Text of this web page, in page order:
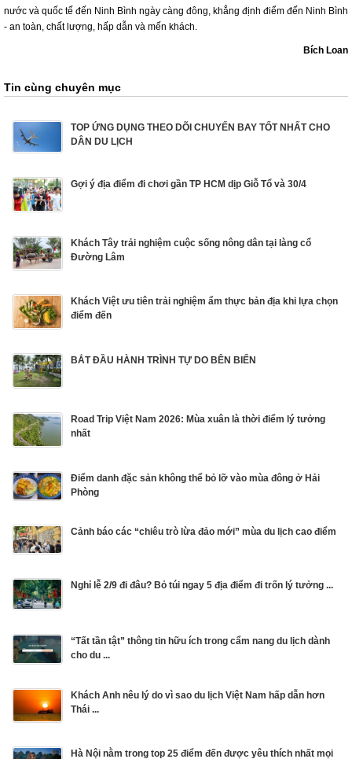
nước và quốc tế đến Ninh Bình ngày càng đông, khẳng định điểm đến Ninh Bình
- an toàn, chất lượng, hấp dẫn và mến khách.
Bích Loan
Tin cùng chuyên mục
TOP ỨNG DỤNG THEO DÕI CHUYẾN BAY TỐT NHẤT CHO
DÂN DU LỊCH
Gợi ý địa điểm đi chơi gần TP HCM dịp Giỗ Tổ và 30/4
Khách Tây trải nghiệm cuộc sống nông dân tại làng cổ
Đường Lâm
Khách Việt ưu tiên trải nghiệm ẩm thực bản địa khi lựa chọn
điểm đến
BẮT ĐẦU HÀNH TRÌNH TỰ DO BÊN BIỂN
Road Trip Việt Nam 2026: Mùa xuân là thời điểm lý tưởng
nhất
Điểm danh đặc sản không thể bỏ lỡ vào mùa đông ở Hải
Phòng
Cảnh báo các “chiêu trò lừa đảo mới” mùa du lịch cao điểm
Nghỉ lễ 2/9 đi đâu? Bỏ túi ngay 5 địa điểm đi trốn lý tưởng ...
“Tất tần tật” thông tin hữu ích trong cẩm nang du lịch dành
cho du ...
Khách Anh nêu lý do vì sao du lịch Việt Nam hấp dẫn hơn
Thái ...
Hà Nội nằm trong top 25 điểm đến được yêu thích nhất mọi